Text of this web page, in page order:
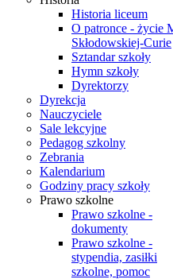
Historia liceum
O patronce - życie
Skłodowskiej-Curie
Sztandar szkoły
Hymn szkoły
Dyrektorzy
Dyrekcja
Nauczyciele
Sale lekcyjne
Pedagog szkolny
Zebrania
Kalendarium
Godziny pracy szkoły
Prawo szkolne
Prawo szkolne -
dokumenty
Prawo szkolne -
stypendia, zasiłki
szkolne, pomoc